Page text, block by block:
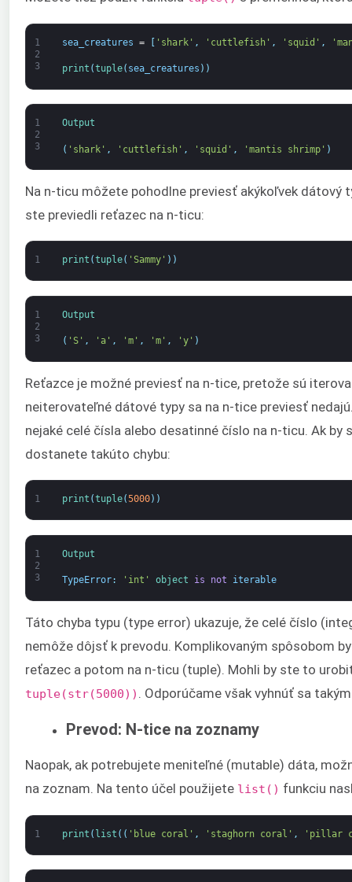
1
2
3
sea_creatures = [ 'shark' , 'cuttlefish' , 'squid' ,
print (tuple( sea_creatures ) )
1
2
3
Output
( 'shark' , 'cuttlefish' , 'squid' , 'mantis shrimp' )
Na n-ticu môžete pohodlne previesť akýkoľvek dátový
ste previedli reťazec na n-ticu:
1 print (tuple( 'Sammy' ) )
1
2
3
Output
( 'S' , 'a' , 'm' , 'm' , 'y' )
Reťazce je možné previesť na n-tice, pretože sú
neiterovateľné dátové typy sa na n-tice previesť
nejaké celé čísla alebo desatinné číslo na n-ticu. Ak
dostanete takúto chybu:
1 print (tuple(5000) )
1
2
3
Output
TypeError: 'int' object is not iterable
Táto chyba typu (type error) ukazuje, že celé číslo
nemôže dôjsť k prevodu. Komplikovaným spôsobom
reťazec a potom na n-ticu (tuple). Mohli by ste to
tuple(str(5000)) . Odporúčame však vyhnúť sa
Prevod: N-tice na zoznamy
Naopak, ak potrebujete meniteľné (mutable) dáta,
na zoznam. Na tento účel použijete list() funkciu
1 print ( list ( ( 'blue coral' , 'staghorn coral' , 'pillar